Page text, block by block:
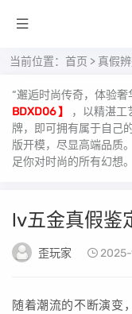
当前位置： 首页 > 真假辨
“邂逅时尚传奇，体验
BDXD06 】
，以精湛工
牌，即可拥有属于自己
版开模，尽显高端品质
足你对时尚的所有幻想
lv五金真假鉴
歪玩家 2025-
随着潮流的不断演变